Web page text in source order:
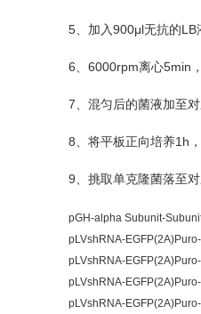
5、加入900μl无抗的LB
6、 6000rpm离心5min
7、混匀后的菌液加至
8、将平板正向培养1h
9、挑取单克隆菌落至
pGH-alpha Subunit-
pLVshRNA-
pLVshRNA-
pLVshRNA-
pLVshRNA-